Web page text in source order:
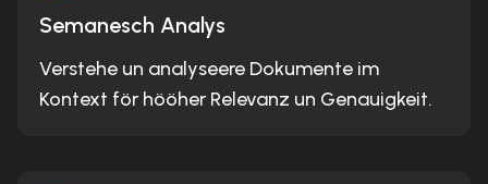
Semanesch Analys
Verstehe un analyseere Dokumente im
Kontext för hööher Relevanz un Genauigkeit.